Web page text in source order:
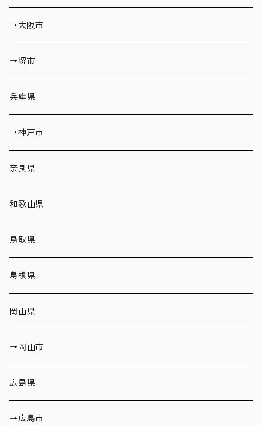
→大阪市
→堺市
兵庫県
→神戸市
奈良県
和歌山県
鳥取県
島根県
岡山県
→岡山市
広島県
→広島市